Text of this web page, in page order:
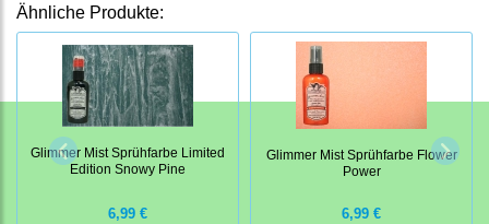
Ähnliche Produkte:
Glimmer Mist Sprühfarbe Limited
Edition Snowy Pine
6,99 €
Glimmer Mist Sprühfarbe Flower
Power
6,99 €